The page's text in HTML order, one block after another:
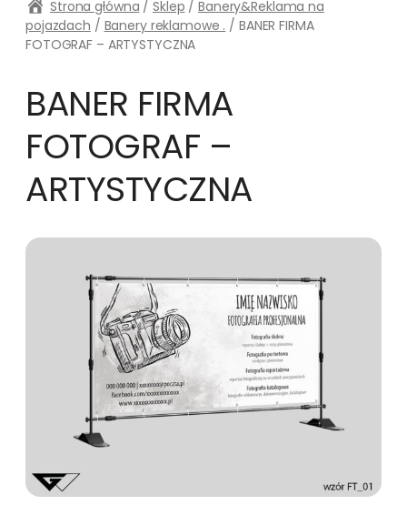
Strona główna / Sklep / Banery&Reklama na
pojazdach / Banery reklamowe . / BANER FIRMA
FOTOGRAF – ARTYSTYCZNA
BANER FIRMA
FOTOGRAF –
ARTYSTYCZNA